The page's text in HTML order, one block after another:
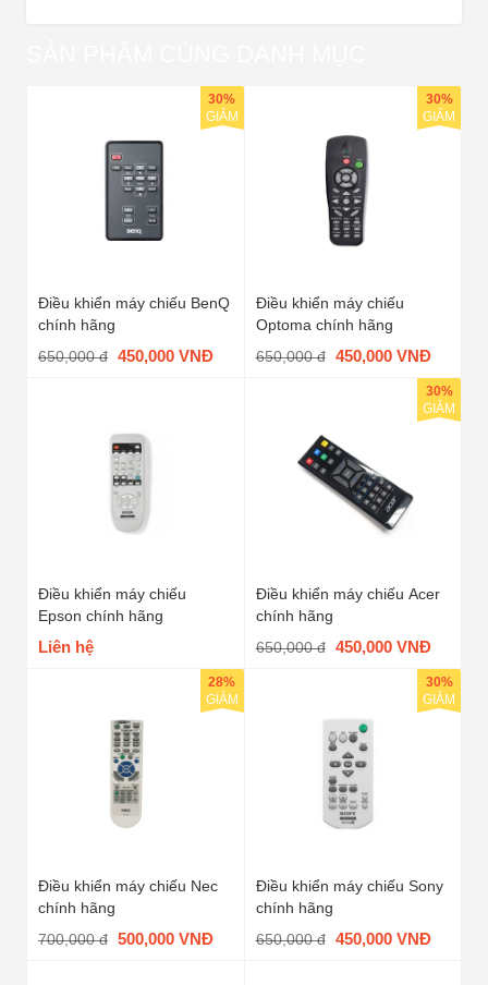
Điều khiển máy chiếu BenQ
chính hãng
650,000 đ 450,000 VNĐ
30%
GIẢM
Điều khiển máy chiếu
Optoma chính hãng
650,000 đ 450,000 VNĐ
30%
GIẢM
Điều khiển máy chiếu
Epson chính hãng
Liên hệ
Điều khiển máy chiếu Acer
chính hãng
650,000 đ 450,000 VNĐ
30%
GIẢM
Điều khiển máy chiếu Nec
chính hãng
700,000 đ 500,000 VNĐ
28%
GIẢM
Điều khiển máy chiếu Sony
chính hãng
650,000 đ 450,000 VNĐ
30%
GIẢM